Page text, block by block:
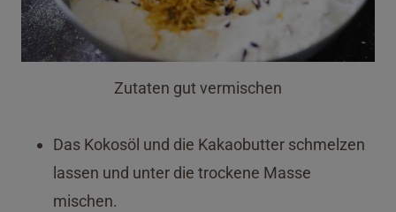
Zutaten gut vermischen
Das Kokosöl und die Kakaobutter schmelzen
lassen und unter die trockene Masse
mischen.